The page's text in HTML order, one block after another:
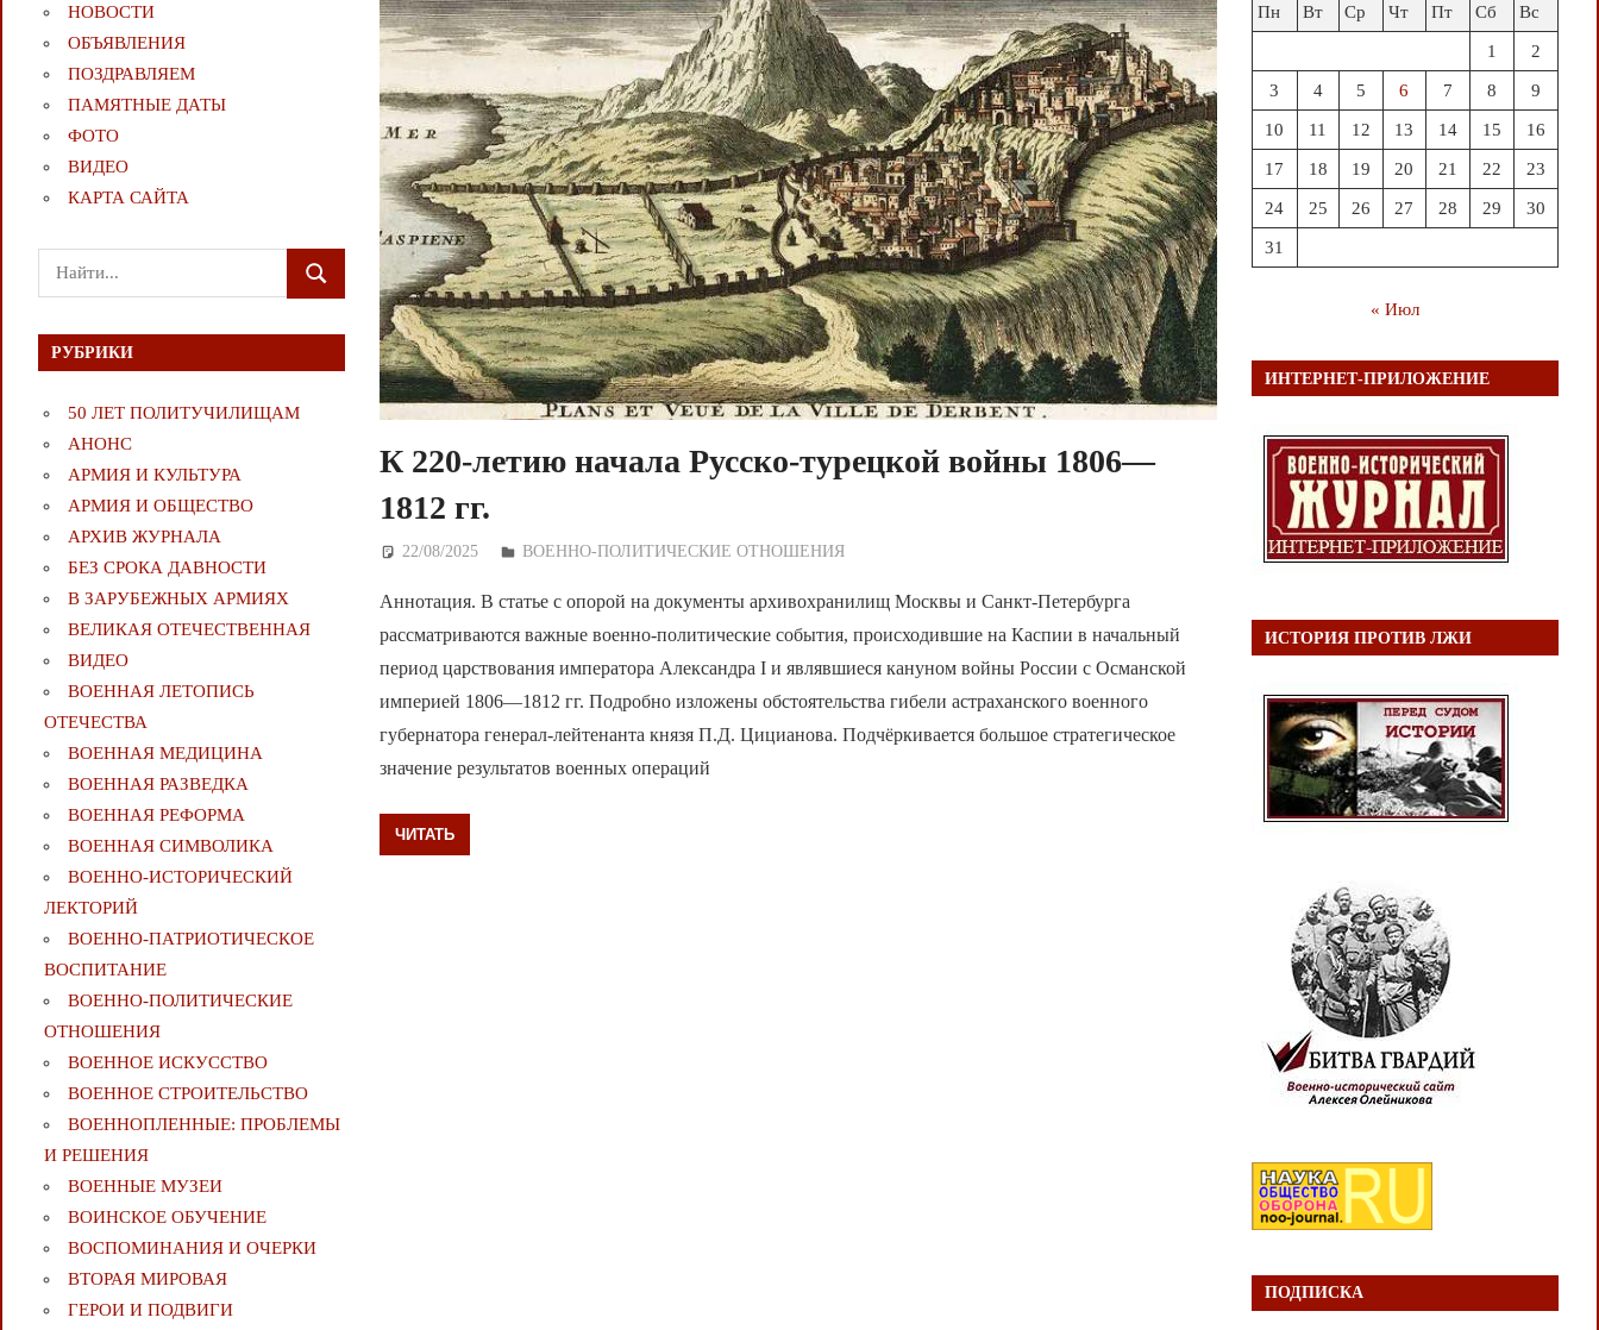
К 220-летию начала Русско-турецкой войны 1806—
1812 гг.
22/08/2025 Дежурный по Редакции
ВОЕННО-ПОЛИТИЧЕСКИE ОТНОШЕНИЯ
Аннотация. В статье с опорой на документы архивохранилищ Москвы и Санкт-Петербурга
рассматриваются важные военно-политические события, происходившие на Каспии в начальный
период царствования императора Александра I и являвшиеся кануном войны России с Османской
империей 1806—1812 гг. Подробно изложены обстоятельства гибели астраханского военного
губернатора генерал-лейтенанта князя П.Д. Цицианова. Подчёркивается большое стратегическое
значение результатов военных операций
ЧИТАТЬ
НОВОСТИ
ОБЪЯВЛЕНИЯ
ПОЗДРАВЛЯЕМ
ПАМЯТНЫЕ ДАТЫ
ФОТО
ВИДЕО
КАРТА САЙТА
Поиск
для:
ПОИСК
РУБРИКИ
50 ЛЕТ ПОЛИТУЧИЛИЩАМ
АНОНС
АРМИЯ И КУЛЬТУРА
АРМИЯ И ОБЩЕСТВО
АРХИВ ЖУРНАЛА
БЕЗ СРОКА ДАВНОСТИ
В ЗАРУБЕЖНЫХ АРМИЯХ
ВЕЛИКАЯ ОТЕЧЕСТВЕННАЯ
ВИДЕО
ВОЕННАЯ ЛЕТОПИСЬ
ОТЕЧЕСТВА
ВОЕННАЯ МЕДИЦИНА
ВОЕННАЯ РАЗВЕДКА
ВОЕННАЯ РЕФОРМА
ВОЕННАЯ СИМВОЛИКА
ВОЕННО-ИСТОРИЧЕСКИЙ
ЛЕКТОРИЙ
ВОЕННО-ПАТРИОТИЧЕСКОЕ
ВОСПИТАНИЕ
ВОЕННО-ПОЛИТИЧЕСКИE
ОТНОШЕНИЯ
ВОЕННОЕ ИСКУССТВО
ВОЕННОЕ СТРОИТЕЛЬСТВО
ВОЕННОПЛЕННЫЕ: ПРОБЛЕМЫ
И РЕШЕНИЯ
ВОЕННЫЕ МУЗЕИ
ВОИНСКОЕ ОБУЧЕНИЕ
ВОСПОМИНАНИЯ И ОЧЕРКИ
ВТОРАЯ МИРОВАЯ
ГЕРОИ И ПОДВИГИ
Пн
Вт Ср Чт Пт Сб Вс
1 2
3 4 5 6 7 8 9
10 11 12 13 14 15 16
17 18 19 20 21 22 23
24 25 26 27 28 29 30
31
« Июл
ИНТЕРНЕТ-ПРИЛОЖЕНИЕ
ИСТОРИЯ ПРОТИВ ЛЖИ
ПОДПИСКА